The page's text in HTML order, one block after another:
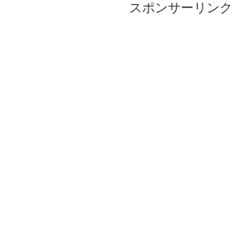
スポンサーリンク